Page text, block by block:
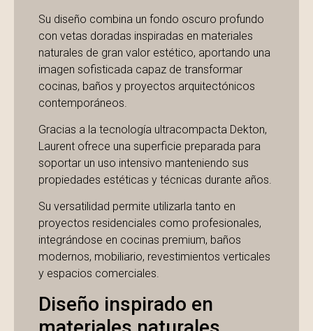
Su diseño combina un fondo oscuro profundo
con vetas doradas inspiradas en materiales
naturales de gran valor estético, aportando una
imagen sofisticada capaz de transformar
cocinas, baños y proyectos arquitectónicos
contemporáneos.
Gracias a la tecnología ultracompacta Dekton,
Laurent ofrece una superficie preparada para
soportar un uso intensivo manteniendo sus
propiedades estéticas y técnicas durante años.
Su versatilidad permite utilizarla tanto en
proyectos residenciales como profesionales,
integrándose en cocinas premium, baños
modernos, mobiliario, revestimientos verticales
y espacios comerciales.
Diseño inspirado en